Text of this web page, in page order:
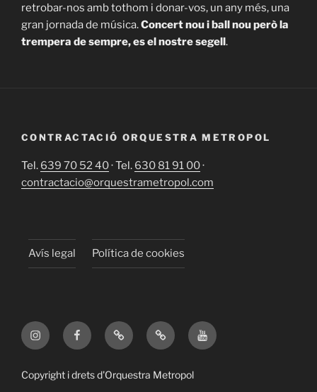
retrobar-nos amb tothom i donar-vos, un any més, una
gran jornada de música.Concert nou i ball nou peròla
trempera de sempre, es el nostre segell.
CONTRACTACIÓ ORQUESTRA METROPOL
Tel. 639 70 52 40· Tel. 630 81 91 00·
contractacio@orquestrametropol.com
Avís legal Política de cookies
InstagramFacebook
X TikTok YouTube
Copyright i drets d'Orquestra Metropol